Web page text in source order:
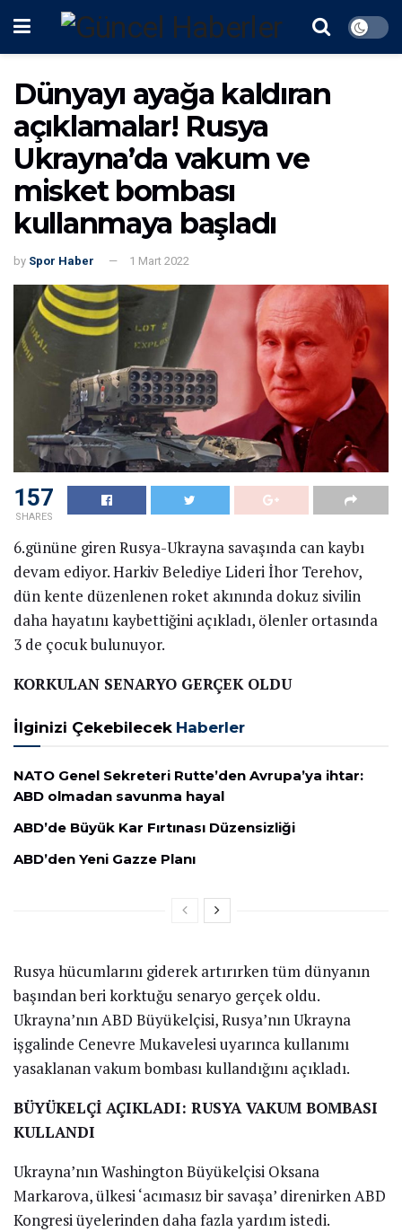
Dünyayı ayağa kaldıran
açıklamalar! Rusya
Ukrayna’da vakum ve
misket bombası
kullanmaya başladı
by Spor Haber 1 Mart 2022
157
SHARES
6.gününe giren Rusya-Ukrayna savaşında can kaybı
devam ediyor. Harkiv Belediye Lideri İhor Terehov,
dün kente düzenlenen roket akınında dokuz sivilin
daha hayatını kaybettiğini açıkladı, ölenler ortasında
3 de çocuk bulunuyor.
KORKULAN SENARYO GERÇEK OLDU
İlginizi Çekebilecek Haberler
NATO Genel Sekreteri Rutte’den Avrupa’ya ihtar:
ABD olmadan savunma hayal
ABD’de Büyük Kar Fırtınası Düzensizliği
ABD’den Yeni Gazze Planı
Rusya hücumlarını giderek artırırken tüm dünyanın
başından beri korktuğu senaryo gerçek oldu.
Ukrayna’nın ABD Büyükelçisi, Rusya’nın Ukrayna
işgalinde Cenevre Mukavelesi uyarınca kullanımı
yasaklanan vakum bombası kullandığını açıkladı.
BÜYÜKELÇİ AÇIKLADI: RUSYA VAKUM BOMBASI
KULLANDI
Ukrayna’nın Washington Büyükelçisi Oksana
Markarova, ülkesi ‘acımasız bir savaşa’ direnirken ABD
Kongresi üyelerinden daha fazla yardım istedi.